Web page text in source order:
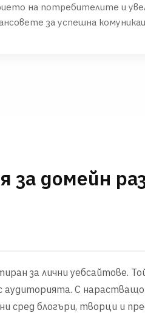
на потребителите и
за успешна
за домейн
за лични уебсайтове.
с аудиторията. С
сред блогъри, творци и